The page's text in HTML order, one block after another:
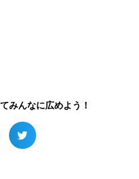
みんなに広めよう！